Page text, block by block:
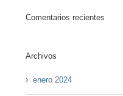
Comentarios recientes
Archivos
enero 2024